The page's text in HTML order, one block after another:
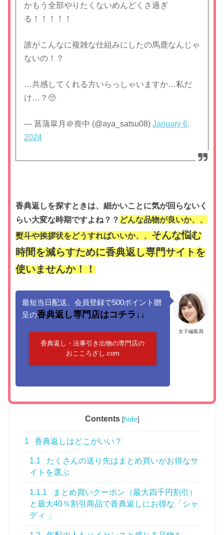
かもう全部やりたくないめんどくさ過ぎ
る！！！！！
誰がこんなに複雑な仕組みにしたの馬鹿なんじゃ
ないの！？
…共感してくれる方いらっしゃいますか…私だ
け…？🥺
— 菖蒲皐月＠喪中 (@aya_satsu08) January 6,
2024
香典返しを探すときは、細かいことに気が回らないく
らい大変な時期ですよね？？ どんな品物が良いか、、
熨斗や挨拶状をどうすればいいか、、 そんな悩む
時間を減らすために香典返し専門サイトを
使いませんか！！
女子編集員
最短当日配送、会員登録で500ポイント贈
呈の香典返し専門店はコチラ↓↓
香典返し・法事引き出物の専門店の
おこころざし.com
Contents [hide]
1 香典返しはどこがいい？
1.1
たくさんの送り先はまとめ買いがお得なサ
イトを選ぶ
1.1.1
まとめ買いクーポン（最大四千円割引）
と最大40％割引商品で香典返しにお得な「シャ
ディ 」